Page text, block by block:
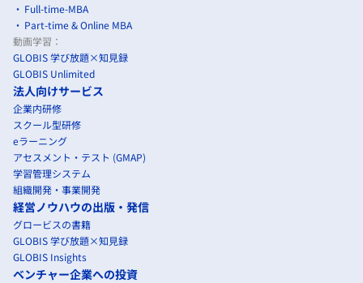
Full-time-MBA
Part-time & Online MBA
動画学習：
GLOBIS 学び放題×知見録
GLOBIS Unlimited
法人向けサービス
企業内研修
スクール型研修
eラーニング
アセスメント・テスト (GMAP)
学習管理システム
組織開発・事業開発
経営ノウハウの出版・発信
グロービスの書籍
GLOBIS 学び放題×知見録
GLOBIS Insights
ベンチャー企業への投資